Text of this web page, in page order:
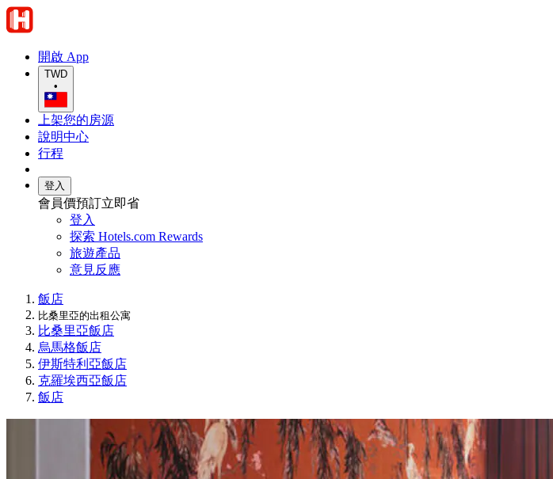
開啟 App
TWD
•
上架您的房源
說明中心
行程
登入
會員價預訂立即省
登入
探索 Hotels.com Rewards
旅遊產品
意見反應
飯店
比桑里亞的出租公寓
比桑里亞飯店
烏馬格飯店
伊斯特利亞飯店
克羅埃西亞飯店
飯店